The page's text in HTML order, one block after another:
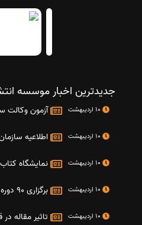
جدیدترین اخبار موسسه
آزمون وکالت
اطلاعیه
نمایشگاه کتاب و
برگزاری 90 دوره آموزشی در مرکز آموزش فرهنگی دانشگاه علامه
تاثیر مقاله